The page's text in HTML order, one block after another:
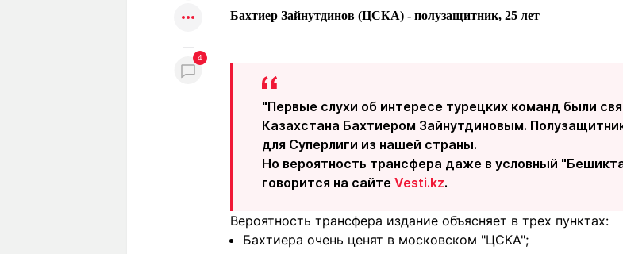
4
Бахтиер Зайнутдинов (ЦСКА) - полузащитник, 25 лет
"Первые слухи об интересе турецких команд были
Казахстана Бахтиером Зайнутдиновым.
для Суперлиги из нашей страны.
Но вероятность трансфера даже в условный
говорится на сайте Vesti.kz.
Вероятность трансфера издание объясняет в трех пунктах:
Бахтиера очень ценят в московском "ЦСКА";